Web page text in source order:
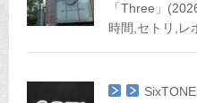
「Three」
時間,セトリ,レ